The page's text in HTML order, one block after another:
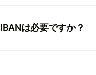
IBANは必要ですか？